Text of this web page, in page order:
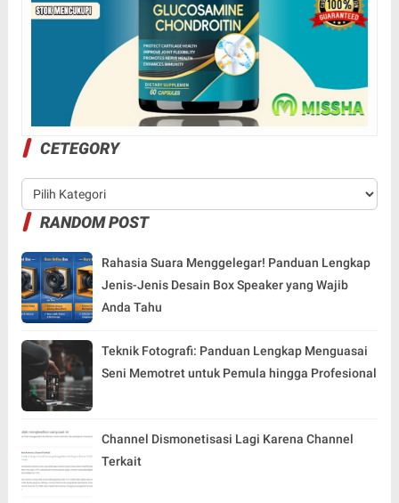
CETEGORY
RANDOM POST
Rahasia Suara Menggelegar! Panduan Lengkap
Jenis-Jenis Desain Box Speaker yang Wajib
Anda Tahu
Teknik Fotografi: Panduan Lengkap Menguasai
Seni Memotret untuk Pemula hingga Profesional
Channel Dismonetisasi Lagi Karena Channel
Terkait